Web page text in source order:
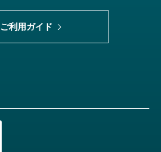
ご利用ガイド